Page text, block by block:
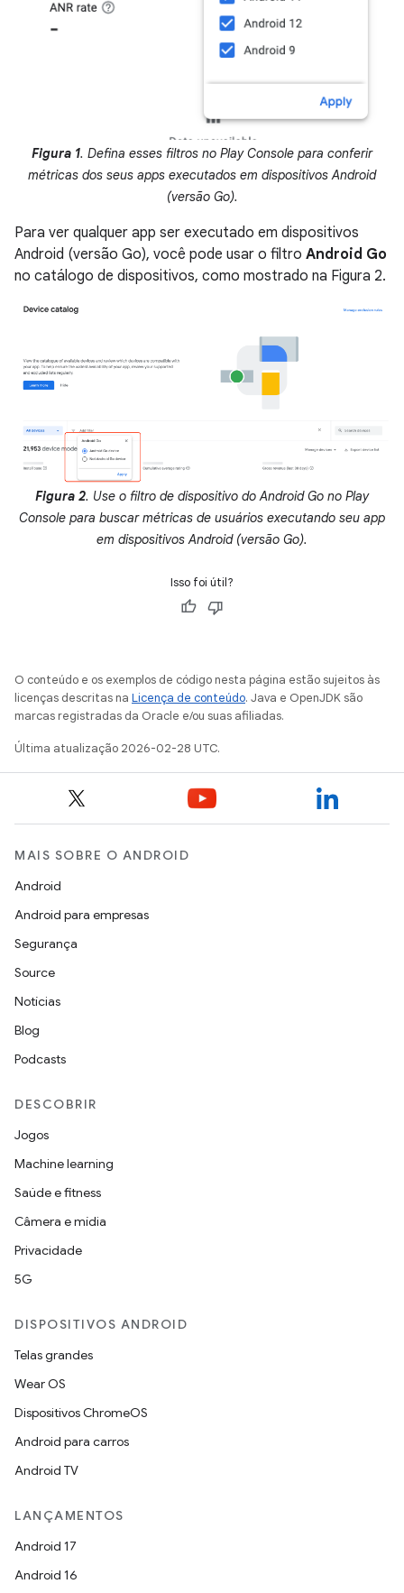
Figura 1. Defina esses filtros no Play Console para conferir
métricas dos seus apps executados em dispositivos Android
(versão Go).
Para ver qualquer app ser executado em dispositivos
Android (versão Go), você pode usar o filtro Android Go
no catálogo de dispositivos, como mostrado na Figura 2.
Figura 2. Use o filtro de dispositivo do Android Go no Play
Console para buscar métricas de usuários executando seu app
em dispositivos Android (versão Go).
Isso foi útil?
O conteúdo e os exemplos de código nesta página estão sujeitos às
licenças descritas na Licença de conteúdo. Java e OpenJDK são
marcas registradas da Oracle e/ou suas afiliadas.
Última atualização 2026-02-28 UTC.
MAIS SOBRE O ANDROID
Android
Android para empresas
Segurança
Source
Notícias
Blog
Podcasts
DESCOBRIR
Jogos
Machine learning
Saúde e fitness
Câmera e mídia
Privacidade
5G
DISPOSITIVOS ANDROID
Telas grandes
Wear OS
Dispositivos ChromeOS
Android para carros
Android TV
LANÇAMENTOS
Android 17
Android 16